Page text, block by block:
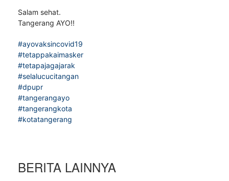
Salam sehat.
Tangerang AYO!!
#ayovaksincovid19
#tetappakaimasker
#tetapajagajarak
#selalucucitangan
#dpupr
#tangerangayo
#tangerangkota
#kotatangerang
BERITA LAINNYA